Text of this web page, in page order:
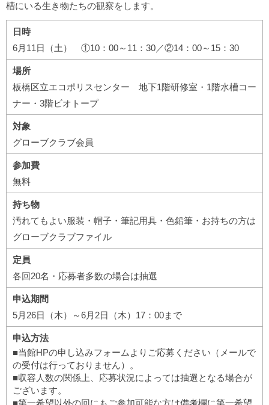
槽にいる生き物たちの観察をします。
日時
6月11日（土） ①10：00～11：30／②14：00～15：30
場所
板橋区立エコポリスセンター 地下1階研修室・1階水槽コー
ナー・3階ビオトープ
対象
グローブクラブ会員
参加費
無料
持ち物
汚れてもよい服装・帽子・筆記用具・色鉛筆・お持ちの方は
グローブクラブファイル
定員
各回20名・応募者多数の場合は抽選
申込期間
5月26日（木）～6月2日（木）17：00まで
申込方法
■当館HPの申し込みフォームよりご応募ください（メールで
の受付は行っておりません）。
■収容人数の関係上、応募状況によっては抽選となる場合が
ございます。
■第一希望以外の回にもご参加可能な方は備考欄に第一希望